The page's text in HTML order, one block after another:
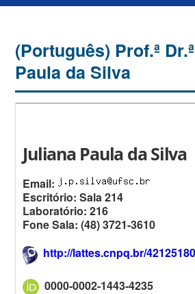
(Português) Prof.ª
Paula da Silva
Juliana Paula da Silva
Email:
Escritório: Sala 214
Laboratório: 216
Fone Sala: (48) 3721-3610
http://lattes.cnpq.br/
0000-0002-1443-4235